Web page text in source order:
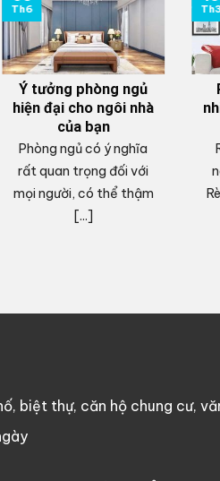
Ý tưởng phòng ngủ
hiện đại cho ngôi nhà
của bạn
Phòng ngủ có ý nghĩa
rất quan trọng đối với
mọi người, có thể thậm
[...]
Th6
biệt thự, căn hộ chung cư,